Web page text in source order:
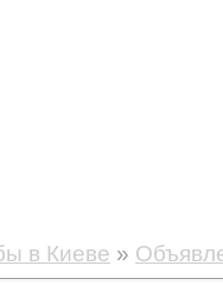
в Киеве »